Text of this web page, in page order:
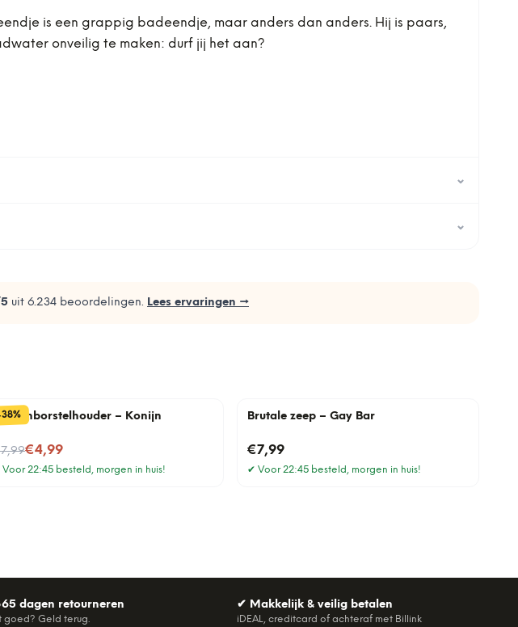
is een grappig badeendje, maar anders dan anders. Hij is paars,
onveilig te maken: durf jij het aan?
⌄
⌄
uit 6.234 beoordelingen. Lees ervaringen →
38% – Konijn
voor€4,99
Voor 22:45 besteld, morgen in huis!
Brutale zeep – Gay Bar
€7,99
✔ Voor 22:45 besteld, morgen in huis!
dagen retourneren
goed? Geld terug.
✔ Makkelijk & veilig betalen
iDEAL, creditcard of achteraf met Billink